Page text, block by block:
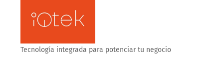
Tecnología integrada para potenciar tu negocio